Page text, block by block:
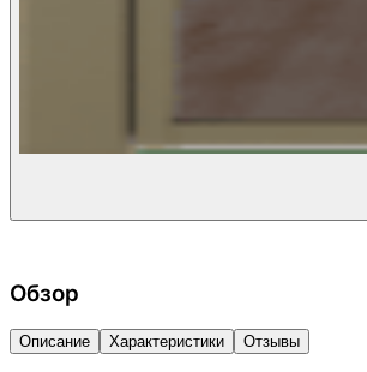
Обзор
Описание Характеристики Отзывы